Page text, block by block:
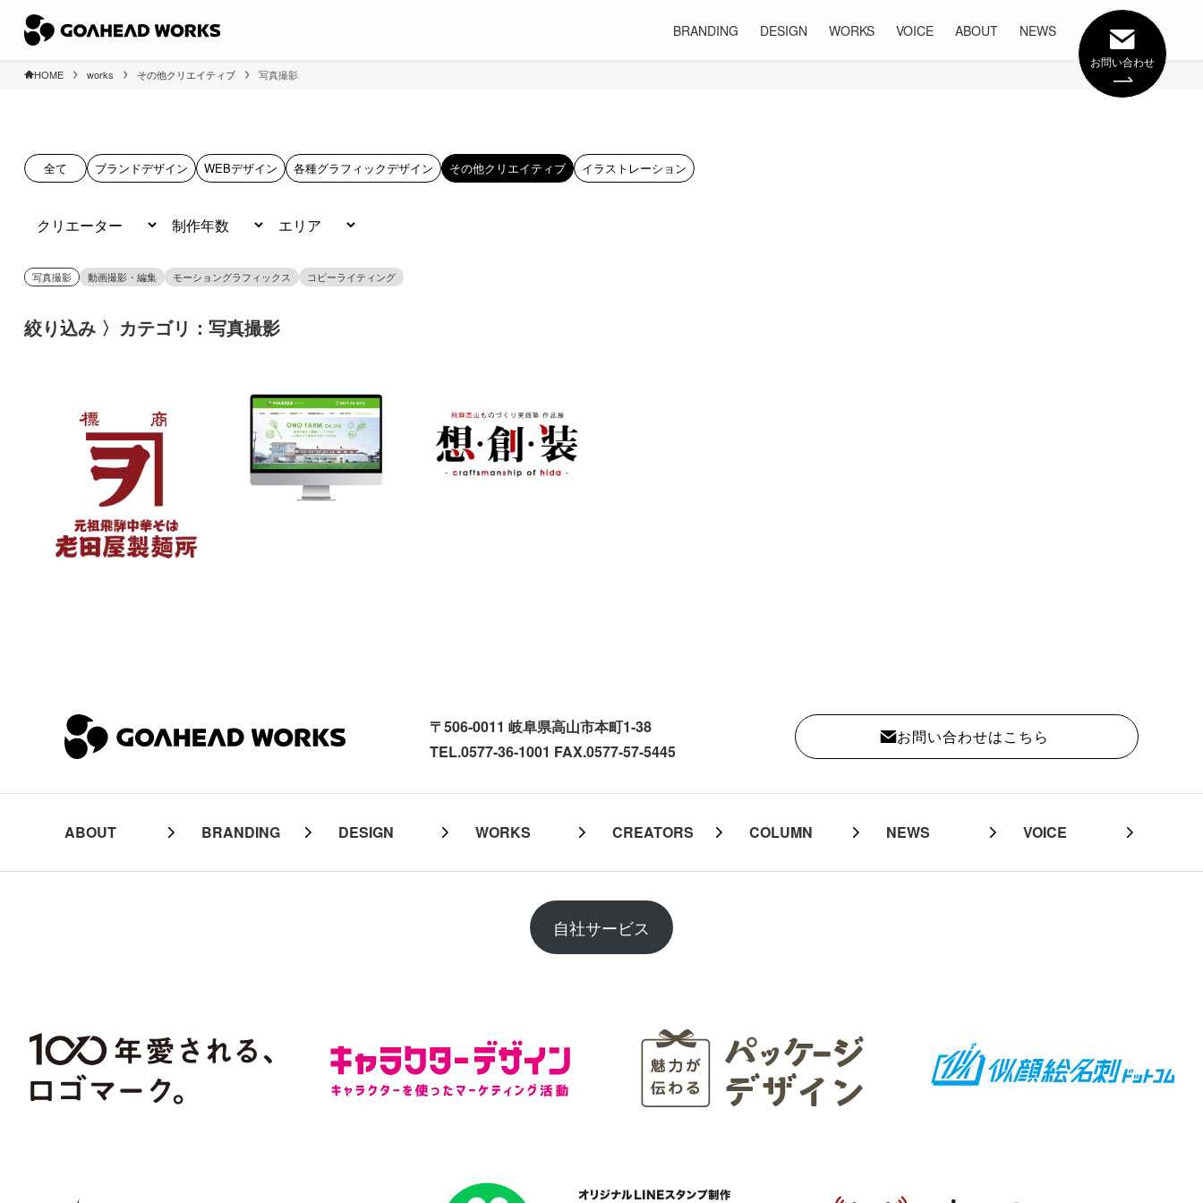
BRANDING DESIGN WORKS VOICE ABOUT NEWS
お問い合わせ
HOME works その他クリエイティブ 写真撮影
全て ブランドデザイン WEBデザイン 各種グラフィックデザイン その他クリエイティブ イラストレーション
写真撮影 動画撮影・編集 モーショングラフィックス コピーライティング
絞り込み 〉カテゴリ：写真撮影
〒506-0011 岐阜県高山市本町1-38
TEL.0577-36-1001 FAX.0577-57-5445
お問い合わせはこちら
ABOUT BRANDING DESIGN WORKS CREATORS COLUMN NEWS VOICE
自社サービス